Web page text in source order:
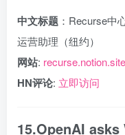
中文标题 ：Recurse中
运营助理（纽约）
网站: recurse.notion.site
HN评论: 立即访问
15.OpenAI